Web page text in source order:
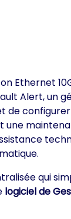
Ethernet
Alert, un
de
qui
logiciel de